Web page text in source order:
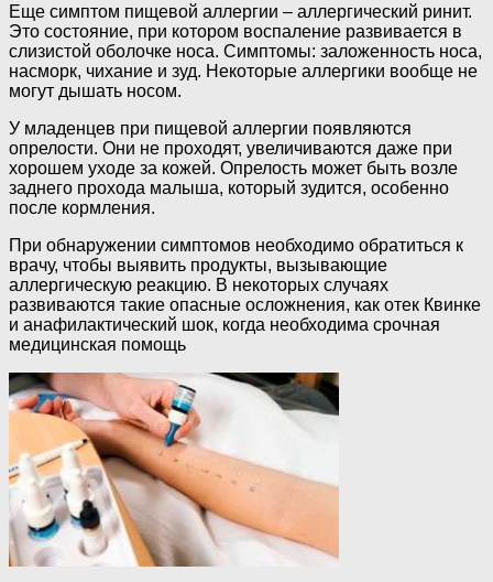
Еще симптом пищевой аллергии – аллергический ринит.
Это состояние, при котором воспаление развивается в
слизистой оболочке носа. Симптомы: заложенность носа,
насморк, чихание и зуд. Некоторые аллергики вообще не
могут дышать носом.
У младенцев при пищевой аллергии появляются
опрелости. Они не проходят, увеличиваются даже при
хорошем уходе за кожей. Опрелость может быть возле
заднего прохода малыша, который зудится, особенно
после кормления.
При обнаружении симптомов необходимо обратиться к
врачу, чтобы выявить продукты, вызывающие
аллергическую реакцию. В некоторых случаях
развиваются такие опасные осложнения, как отек Квинке
и анафилактический шок, когда необходима срочная
медицинская помощь